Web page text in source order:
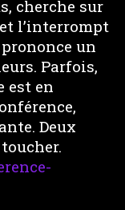
cherche sur
l’interrompt
un
Parfois,
est en
Deux